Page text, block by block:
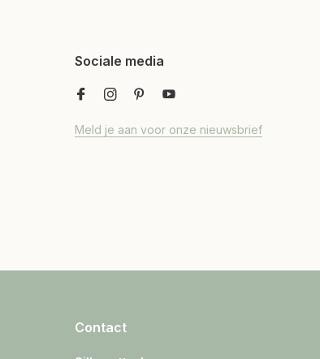
Sociale media
Meld je aan voor onze nieuwsbrief
Contact